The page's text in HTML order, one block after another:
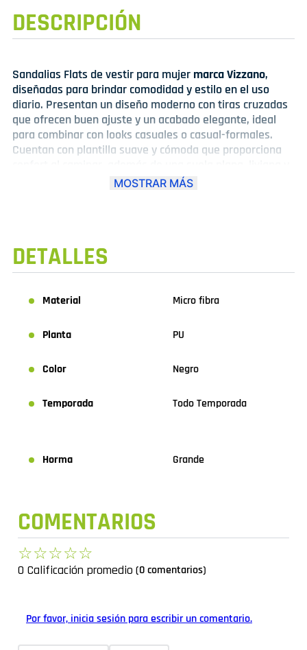
DESCRIPCIÓN
Sandalias Flats de vestir para mujer marca Vizzano,
diseñadas para brindar comodidad y estilo en el uso
diario. Presentan un diseño moderno con tiras cruzadas
que ofrecen buen ajuste y un acabado elegante, ideal
para combinar con looks casuales o casual-formales.
Cuentan con plantilla suave y cómoda que proporciona
estable. Disponibles en colores versátiles como verde ,
MOSTRAR MÁS
DETALLES
Material Micro fibra
Planta PU
Color Negro
Temporada Todo Temporada
Horma Grande
COMENTARIOS
☆☆☆☆☆
0 Calificación promedio (0 comentarios)
Por favor, inicia sesión para escribir un comentario.